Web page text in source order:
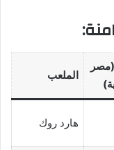
الملعب
هارد روك